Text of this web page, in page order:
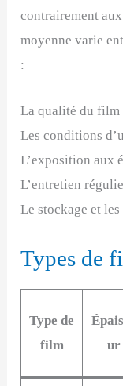
contrairement
moyenne varie
:
La qualité du
Les conditions
L’exposition aux
L’entretien
Le stockage et
Types de
Type de
film
ur